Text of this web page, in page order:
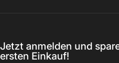
Jetzt anmelden und
ersten Einkauf!